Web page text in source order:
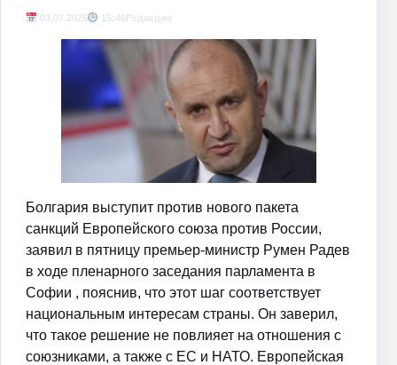
03.07.2026 15:46Редакция
Болгария выступит против нового пакета
санкций Европейского союза против России,
заявил в пятницу премьер-министр Румен Радев
в ходе пленарного заседания парламента в
Софии , пояснив, что этот шаг соответствует
национальным интересам страны. Он заверил,
что такое решение не повлияет на отношения с
союзниками, а также с ЕС и НАТО. Европейская